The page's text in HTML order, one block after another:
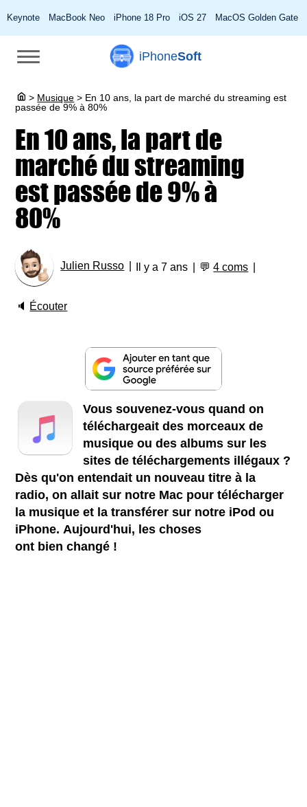
Keynote MacBook Neo iPhone 18 Pro iOS 27 MacOS Golden Gate
iPhoneSoft
> Musique > En 10 ans, la part de marché du streaming est
passée de 9% à 80%
En 10 ans, la part de
marché du streaming
est passée de 9% à
80%
Julien Russo Il y a 7 ans 💬4 coms
🔈 Écouter
Vous souvenez-vous quand on
téléchargeait des morceaux de
musique ou des albums sur les
sites de téléchargements illégaux ?
Dès qu'on entendait un nouveau titre à la
radio, on allait sur notre Mac pour télécharger
la musique et la transférer sur notre iPod ou
iPhone. Aujourd'hui, les choses
ont bien changé !